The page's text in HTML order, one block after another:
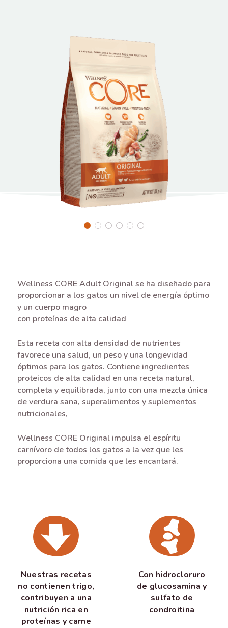
Wellness CORE Adult Original se ha diseñado para
proporcionar a los gatos un nivel de energía óptimo
y un cuerpo magro
con proteínas de alta calidad
Esta receta con alta densidad de nutrientes
favorece una salud, un peso y una longevidad
óptimos para los gatos. Contiene ingredientes
proteicos de alta calidad en una receta natural,
completa y equilibrada, junto con una mezcla única
de verdura sana, superalimentos y suplementos
nutricionales,
Wellness CORE Original impulsa el espíritu
carnívoro de todos los gatos a la vez que les
proporciona una comida que les encantará.
Nuestras recetas
no contienen trigo,
contribuyen a una
nutrición rica en
proteínas y carne
Con hidrocloruro
de glucosamina y
sulfato de
condroitina